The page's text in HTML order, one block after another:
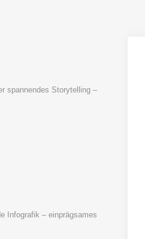
spannendes Storytelling –
Infografik – einprägsames